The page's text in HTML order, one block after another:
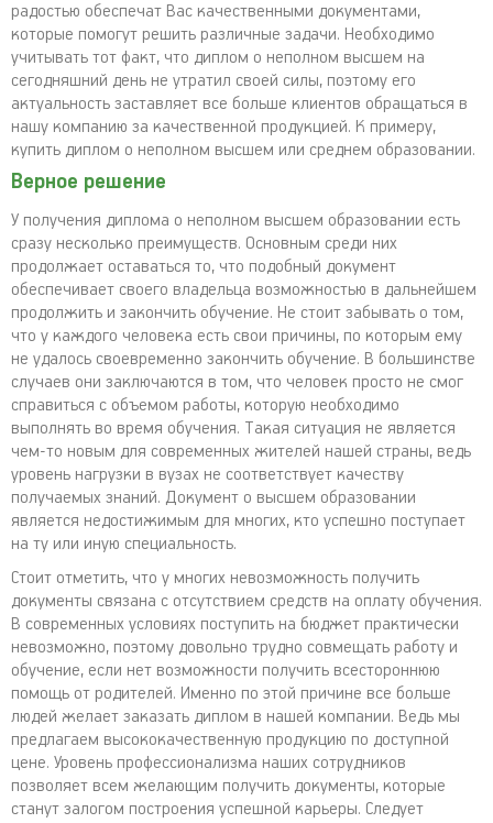
радостью обеспечат Вас качественными документами,
которые помогут решить различные задачи. Необходимо
учитывать тот факт, что диплом о неполном высшем на
сегодняшний день не утратил своей силы, поэтому его
актуальность заставляет все больше клиентов обращаться в
нашу компанию за качественной продукцией. К примеру,
купить диплом о неполном высшем или среднем образовании.
Верное решение
У получения диплома о неполном высшем образовании есть
сразу несколько преимуществ. Основным среди них
продолжает оставаться то, что подобный документ
обеспечивает своего владельца возможностью в дальнейшем
продолжить и закончить обучение. Не стоит забывать о том,
что у каждого человека есть свои причины, по которым ему
не удалось своевременно закончить обучение. В большинстве
случаев они заключаются в том, что человек просто не смог
справиться с объемом работы, которую необходимо
выполнять во время обучения. Такая ситуация не является
чем-то новым для современных жителей нашей страны, ведь
уровень нагрузки в вузах не соответствует качеству
получаемых знаний. Документ о высшем образовании
является недостижимым для многих, кто успешно поступает
на ту или иную специальность.
Стоит отметить, что у многих невозможность получить
документы связана с отсутствием средств на оплату обучения.
В современных условиях поступить на бюджет практически
невозможно, поэтому довольно трудно совмещать работу и
обучение, если нет возможности получить всестороннюю
помощь от родителей. Именно по этой причине все больше
людей желает заказать диплом в нашей компании. Ведь мы
предлагаем высококачественную продукцию по доступной
цене. Уровень профессионализма наших сотрудников
позволяет всем желающим получить документы, которые
станут залогом построения успешной карьеры. Следует